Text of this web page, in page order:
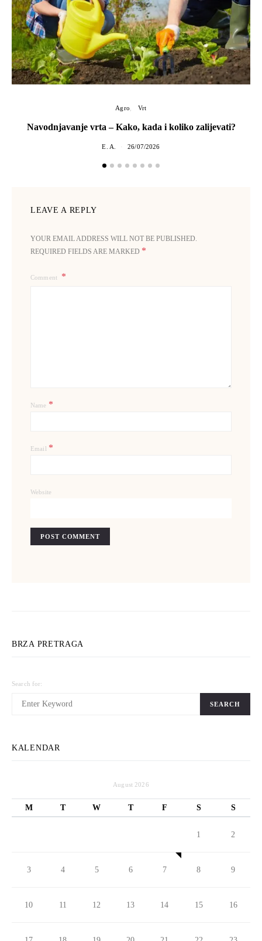
Agro Vrt
Navodnjavanje vrta – Kako, kada i koliko zalijevati?
E. A. 26/07/2026
LEAVE A REPLY
YOUR EMAIL ADDRESS WILL NOT BE PUBLISHED.
REQUIRED FIELDS ARE MARKED *
Comment
Name *
Email *
Website
BRZA PRETRAGA
Search for:
SEARCH
KALENDAR
August 2026
M T W T F S S
1 2
3 4 5 6 7 8 9
10 11 12 13 14 15 16